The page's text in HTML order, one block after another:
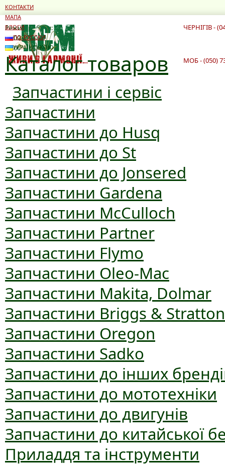
Режим роботи:
10:00 - 19:00
10:00 - 16:00
ЧЕРНІГІВ -
Каталог товаров
Запчастини і сервіс
Запчастини
Запчастини до Husq
Запчастини до St
Запчастини до Jonsered
Запчастини Gardena
Запчастини McCulloch
Запчастини Partner
Запчастини Flymo
Запчастини Oleo-Mac
Запчастини Makita, Dolmar
Запчастини Briggs & Stratton
Запчастини Oregon
Запчастини Sadko
Запчастини до інших
Запчастини до мототехніки
Запчастини до двигунів
Запчастини до китайської
Приладдя та інструменти
МОБ - (050)
КОНТАКТИ
МАПА
БЛОГИ
ПО-РУССКИ
УКРАЇНСЬКОЮ